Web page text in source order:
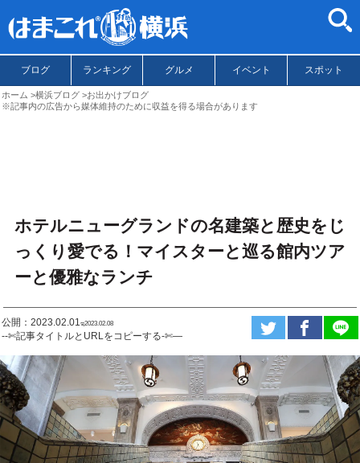
ブログ ランキング グルメ イベント スポット
ホーム 横浜ブログ
お出かけブログ
※記事内の広告から媒体維持のために収益を得る場合があります
ホテルニューグランドの名建築と歴史をじ
っくり愛でる！マイスターと巡る館内ツア
ーと優雅なランチ
公開：2023.02.01ಇ2023.02.08
--✄記事タイトルとURLをコピーする-✄—